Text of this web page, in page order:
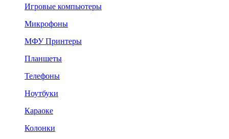
Игровые компьютеры
Микрофоны
МФУ Принтеры
Планшеты
Телефоны
Ноутбуки
Караоке
Колонки